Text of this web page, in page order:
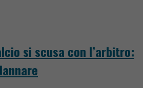
si scusa con l’arbitro: